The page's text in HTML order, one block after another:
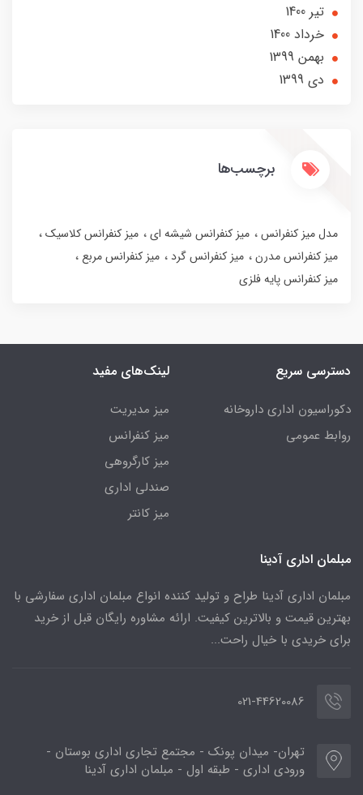
تير 1400
خرداد 1400
بهمن 1399
دی 1399
برچسب‌ها
مدل میز کنفرانس میز کنفرانس شیشه ای
میز کنفرانس کلاسیک
میز کنفرانس مدرن
میز کنفرانس گرد
میز کنفرانس مربع
میز کنفرانس پایه فلزی
دسترسی سریع
دکوراسیون اداری داروخانه
روابط عمومی
لینک‌های مفید
میز مدیریت
میز کنفرانس
میز کارگروهی
صندلی اداری
میز کانتر
مبلمان اداری آدینا
مبلمان اداری آدینا طراح و تولید کننده انواع مبلمان اداری سفارشی با
بهترین قیمت و بالاترین کیفیت. ارائه مشاوره رایگان قبل از خرید
برای خریدی با خیال راحت...
021-44620086
تهران- میدان پونک - مجتمع تجاری اداری بوستان -
ورودی اداری - طبقه اول - مبلمان اداری آدینا